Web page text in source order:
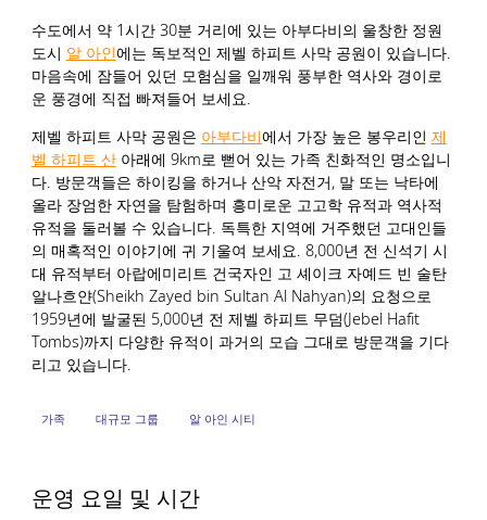
수도에서 약 1시간 30분 거리에 있는 아부다비의 울창한 정원
도시 알 아인에는 독보적인 제벨 하피트 사막 공원이 있습니다.
마음속에 잠들어 있던 모험심을 일깨워 풍부한 역사와 경이로
운 풍경에 직접 빠져들어 보세요.
제벨 하피트 사막 공원은 아부다비에서 가장 높은 봉우리인 제
벨 하피트 산아래에 9km로 뻗어 있는 가족 친화적인 명소입니
다. 방문객들은 하이킹을 하거나 산악 자전거, 말 또는 낙타에
올라 장엄한 자연을 탐험하며 흥미로운 고고학 유적과 역사적
유적을 둘러볼 수 있습니다. 독특한 지역에 거주했던 고대인들
의 매혹적인 이야기에 귀 기울여 보세요. 8,000년 전 신석기 시
대 유적부터 아랍에미리트 건국자인 고 셰이크 자예드 빈 술탄
알나흐얀(Sheikh Zayed bin Sultan Al Nahyan)의 요청으로
1959년에 발굴된 5,000년 전 제벨 하피트 무덤(Jebel Hafit
Tombs)까지 다양한 유적이 과거의 모습 그대로 방문객을 기다
리고 있습니다.
가족 대규모 그룹 알 아인 시티
운영 요일 및 시간